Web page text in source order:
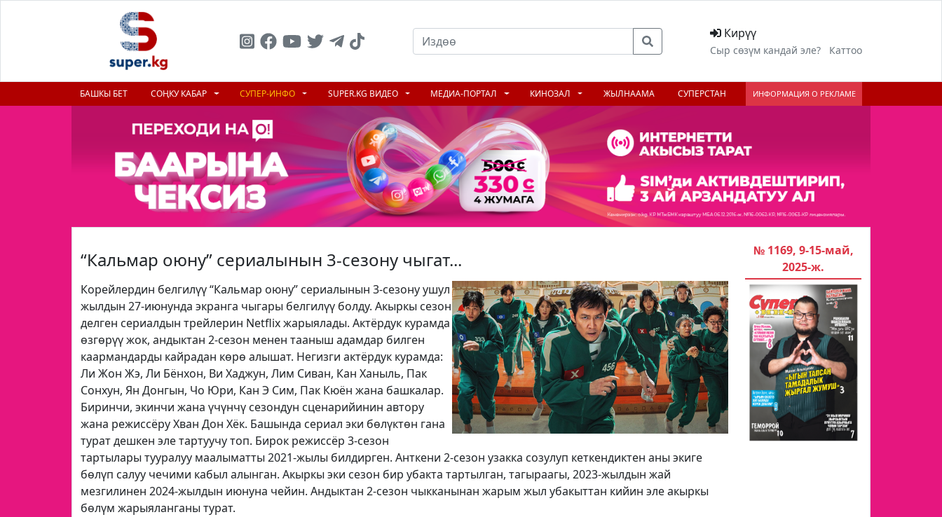
Кирүү
Сыр сөзүм кандай эле? Каттоо
БАШКЫ БЕТ СОҢКУ КАБАР СУПЕР-ИНФО SUPER.KG ВИДЕО МЕДИА-ПОРТАЛ КИНОЗАЛ ЖЫЛНААМА СУПЕРСТАН ИНФОРМАЦИЯ О РЕКЛАМЕ
“Кальмар оюну” сериалынын 3-сезону чыгат...
Корейлердин белгилүү “Кальмар оюну” сериалынын 3-сезону ушул
жылдын 27-июнунда экранга чыгары белгилүү болду. Акыркы сезон
делген сериалдын трейлерин Netflixжарыялады. Актёрдук курамда
өзгөрүү жок, андыктан 2-сезон менен тааныш адамдар билген
каармандарды кайрадан көрө алышат. Негизги актёрдук курамда:
Ли Жон Жэ, Ли Бёнхон, Ви Хаджун, Лим Сиван, Кан Ханыль, Пак
Сонхун, Ян Донгын, Чо Юри, Кан Э Сим, Пак Кюён жана башкалар.
Биринчи, экинчи жана үчүнчү сезондун сценарийинин автору
жана режиссёру Хван Дон Хёк. Башында сериал эки бөлүктөн гана
турат дешкен эле тартуучу топ. Бирок режиссёр 3-сезон
тартылары тууралуу маалыматты 2021-жылы билдирген. Анткени 2-сезон узакка созулуп кеткендиктен аны экиге
бөлүп салуу чечими кабыл алынган. Акыркы эки сезон бир убакта тартылган, тагыраагы, 2023-жылдын жай
мезгилинен 2024-жылдын июнуна чейин. Андыктан 2-сезон чыкканынан жарым жыл убакыттан кийин эле акыркы
бөлүм жарыяланганы турат.
№ 1169, 9-15-май,
2025-ж.